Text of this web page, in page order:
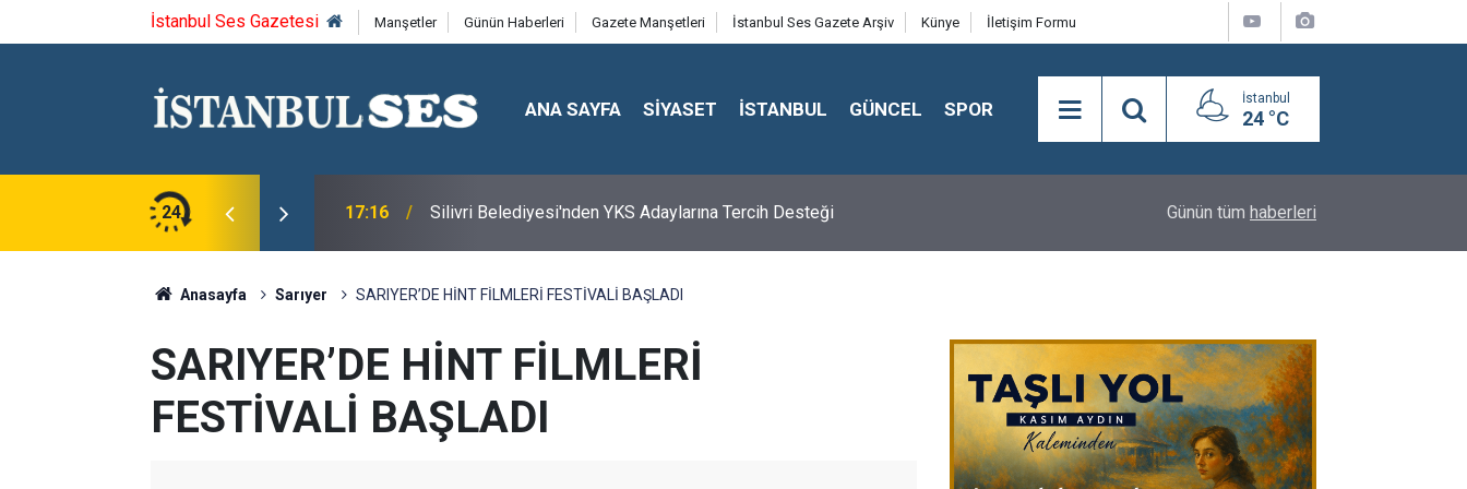
İstanbul Ses Gazetesi Manşetler Günün Haberleri Gazete Manşetleri İstanbul Ses Gazete Arşiv Künye İletişim Formu
ANA SAYFA SİYASET İSTANBUL GÜNCEL SPOR İstanbul
24 °C
24 17:16 Silivri Belediyesi'nden YKS Adaylarına Tercih Desteği BEYLİKDÜZÜ’NDE YAZ SPOR KURSLARI TÜM
Günün tüm haberleri
Anasayfa Sarıyer SARIYER’DE HİNT FİLMLERİ FESTİVALİ BAŞLADI
SARIYER’DE HİNT FİLMLERİ
FESTİVALİ BAŞLADI